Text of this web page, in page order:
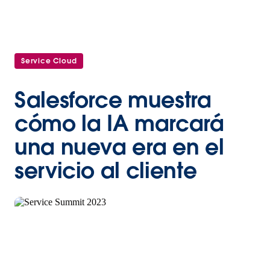
Service Cloud
Salesforce muestra
cómo la IA marcará
una nueva era en el
servicio al cliente